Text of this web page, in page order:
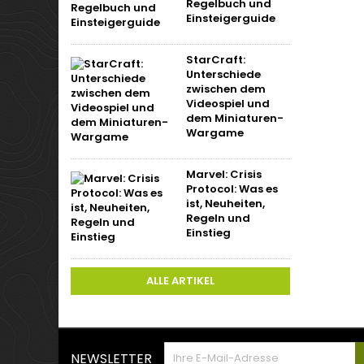
Regelbuch und
Einsteigerguide
StarCraft:
Unterschiede
zwischen dem
Videospiel und
dem Miniaturen-
Wargame
Marvel: Crisis
Protocol: Was es
ist, Neuheiten,
Regeln und
Einstieg
ALLE ARTIKEL
NEWSLETTER